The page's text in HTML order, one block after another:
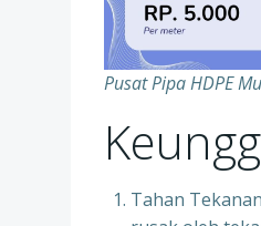
Pusat Pipa HDPE
Tahan